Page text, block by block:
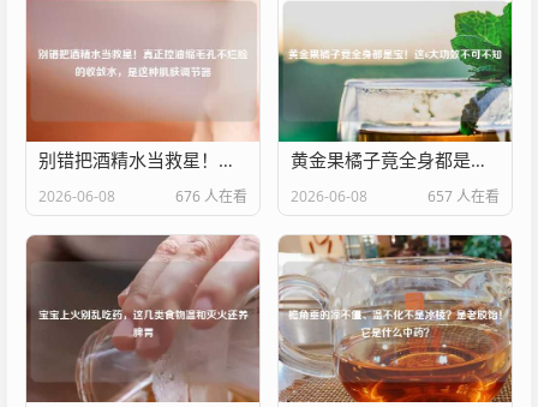
别错把酒精水当救星！真正控油缩毛孔不烂脸的收敛水，是这种肌肤调节器
2026-06-08 676 人在看
黄金果橘子竟全身都是宝！这6大功效不可不知
2026-06-08 657 人在看